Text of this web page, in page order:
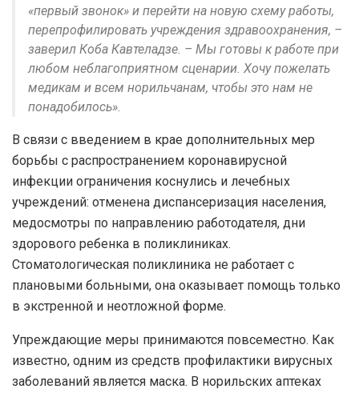
«первый звонок» и перейти на новую схему работы,
перепрофилировать учреждения здравоохранения, –
заверил Коба Кавтеладзе. – Мы готовы к работе при
любом неблагоприятном сценарии. Хочу пожелать
медикам и всем норильчанам, чтобы это нам не
понадобилось».
В связи с введением в крае дополнительных мер
борьбы с распространением коронавирусной
инфекции ограничения коснулись и лечебных
учреждений: отменена диспансеризация населения,
медосмотры по направлению работодателя, дни
здорового ребенка в поликлиниках.
Стоматологическая поликлиника не работает с
плановыми больными, она оказывает помощь только
в экстренной и неотложной форме.
Упреждающие меры принимаются повсеместно. Как
известно, одним из средств профилактики вирусных
заболеваний является маска. В норильских аптеках